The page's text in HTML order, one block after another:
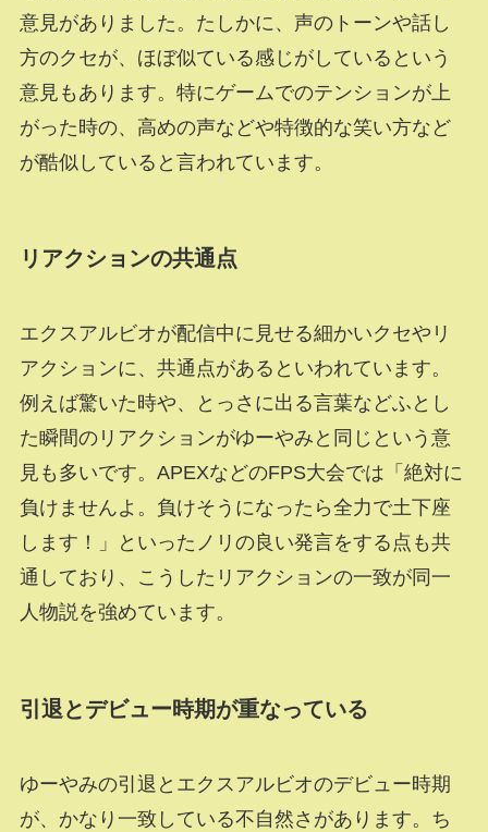
意見がありました。たしかに、声のトーンや話し
方のクセが、ほぼ似ている感じがしているという
意見もあります。特にゲームでのテンションが上
がった時の、高めの声などや特徴的な笑い方など
が酷似していると言われています。
リアクションの共通点
エクスアルビオが配信中に見せる細かいクセやリ
アクションに、共通点があるといわれています。
例えば驚いた時や、とっさに出る言葉などふとし
た瞬間のリアクションがゆーやみと同じという意
見も多いです。APEXなどのFPS大会では「絶対に
負けませんよ。負けそうになったら全力で土下座
します！」といったノリの良い発言をする点も共
通しており、こうしたリアクションの一致が同一
人物説を強めています。
引退とデビュー時期が重なっている
ゆーやみの引退とエクスアルビオのデビュー時期
が、かなり一致している不自然さがあります。ち